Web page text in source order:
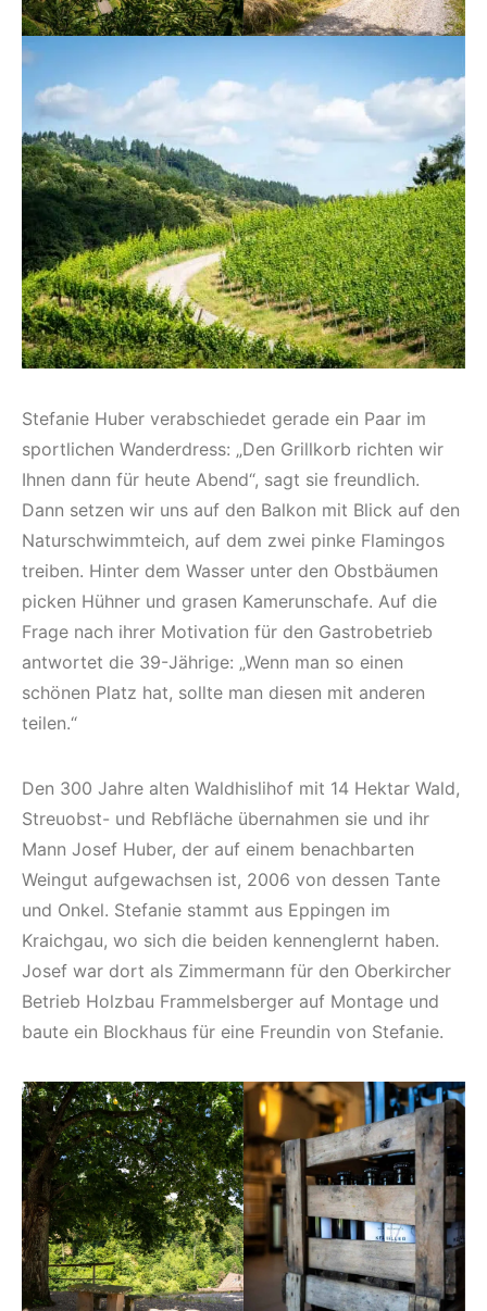
Stefanie Huber verabschiedet gerade ein Paar im
sportlichen Wanderdress: „Den Grillkorb richten wir
Ihnen dann für heute Abend“, sagt sie freundlich.
Dann setzen wir uns auf den Balkon mit Blick auf den
Naturschwimmteich, auf dem zwei pinke Flamingos
treiben. Hinter dem Wasser unter den Obstbäumen
picken Hühner und grasen Kamerunschafe. Auf die
Frage nach ihrer Motivation für den Gastrobetrieb
antwortet die 39-Jährige: „Wenn man so einen
schönen Platz hat, sollte man diesen mit anderen
teilen.“
Den 300 Jahre alten Waldhislihof mit 14 Hektar Wald,
Streuobst- und Rebfläche übernahmen sie und ihr
Mann Josef Huber, der auf einem benachbarten
Weingut aufgewachsen ist, 2006 von dessen Tante
und Onkel. Stefanie stammt aus Eppingen im
Kraichgau, wo sich die beiden kennenglernt haben.
Josef war dort als Zimmermann für den Oberkircher
Betrieb Holzbau Frammelsberger auf Montage und
baute ein Blockhaus für eine Freundin von Stefanie.